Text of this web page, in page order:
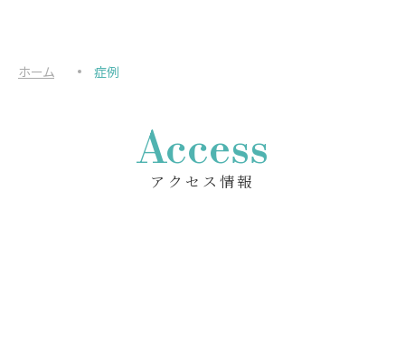
ホーム 症例
Access
アクセス情報